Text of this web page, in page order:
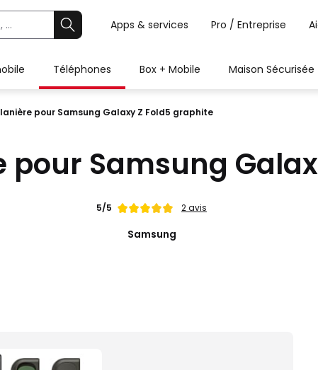
Apps & services Pro / Entreprise
Téléphones Box + Mobile Maison Sécurisée
pour Samsung Galaxy Z Fold5 graphite
pour Samsung
Note
5/5 2 avis
Samsung